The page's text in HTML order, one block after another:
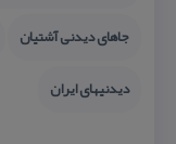
جاهای دیدنی آشتیان
دیدنیهای ایران